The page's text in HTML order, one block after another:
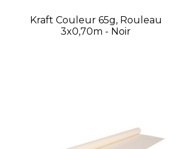
Kraft Couleur 65g, Rouleau
3x0,70m - Noir